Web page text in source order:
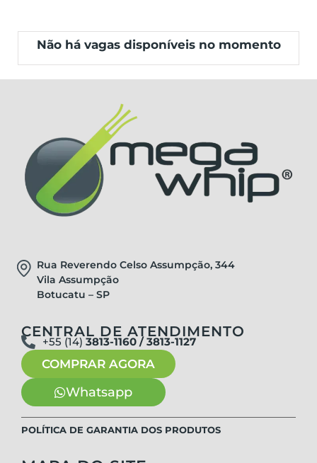
Não há vagas disponíveis no momento
Rua Reverendo Celso Assumpção, 344
Vila Assumpção
Botucatu – SP
CENTRAL DE ATENDIMENTO
+55 (14) 3813-1160 / 3813-1127
COMPRAR AGORA
Whatsapp
POLÍTICA DE GARANTIA DOS PRODUTOS